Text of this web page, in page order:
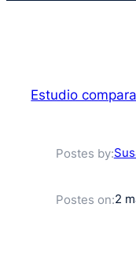
Estudio
Postes by:
Postes on:2